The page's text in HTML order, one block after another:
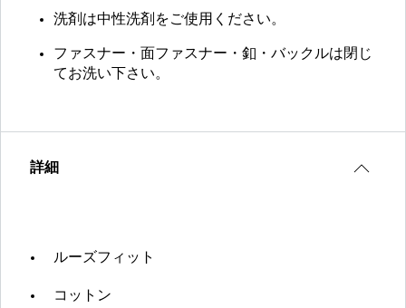
洗剤は中性洗剤をご使用ください。
ファスナー・面ファスナー・釦・バックルは閉じ
てお洗い下さい。
詳細
ルーズフィット
コットン